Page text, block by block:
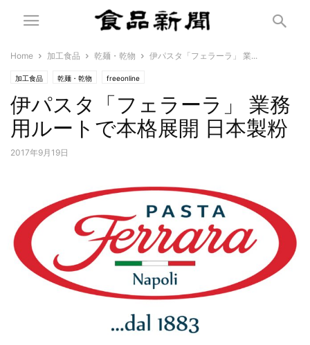
Home 加工食品 乾麺・乾物 伊パスタ「フェラーラ」 業...
加工食品 乾麺・乾物 freeonline
伊パスタ「フェラーラ」 業務
用ルートで本格展開 日本製粉
2017年9月19日